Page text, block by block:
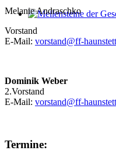
Melanie Andraschko
Vorstand
E-Mail: vorstand@ff-
Dominik Weber
2.Vorstand
E-Mail: vorstand@ff-
Termine: